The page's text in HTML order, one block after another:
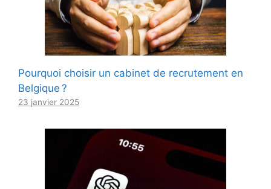
Pourquoi choisir un cabinet de recrutement en
Belgique ?
23 janvier 2025